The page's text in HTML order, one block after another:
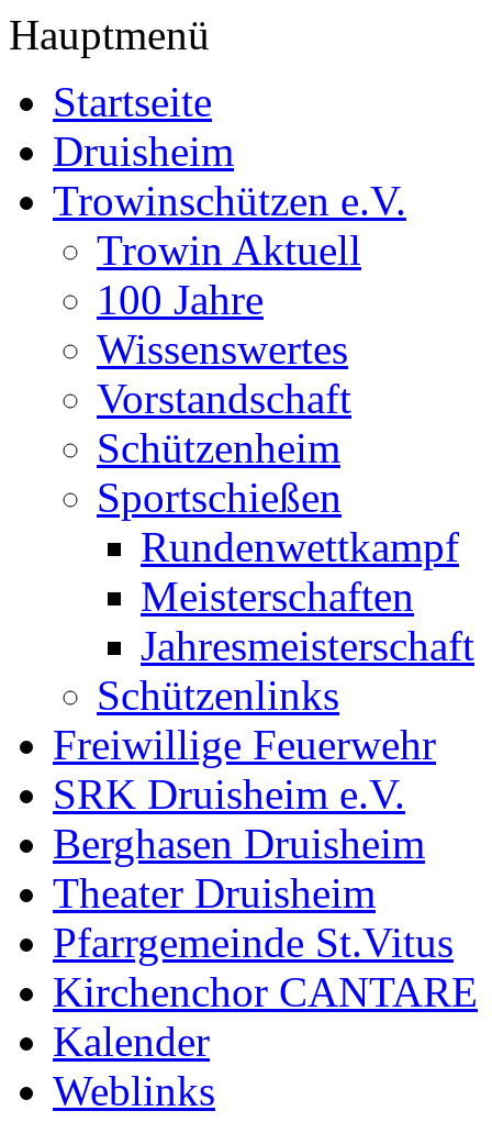
Hauptmenü
Startseite
Druisheim
Trowinschützen e.V.
Trowin Aktuell
100 Jahre
Wissenswertes
Vorstandschaft
Schützenheim
Sportschießen
Rundenwettkampf
Meisterschaften
Jahresmeisterschaft
Schützenlinks
Freiwillige Feuerwehr
SRK Druisheim e.V.
Berghasen Druisheim
Theater Druisheim
Pfarrgemeinde St.Vitus
Kirchenchor CANTARE
Kalender
Weblinks